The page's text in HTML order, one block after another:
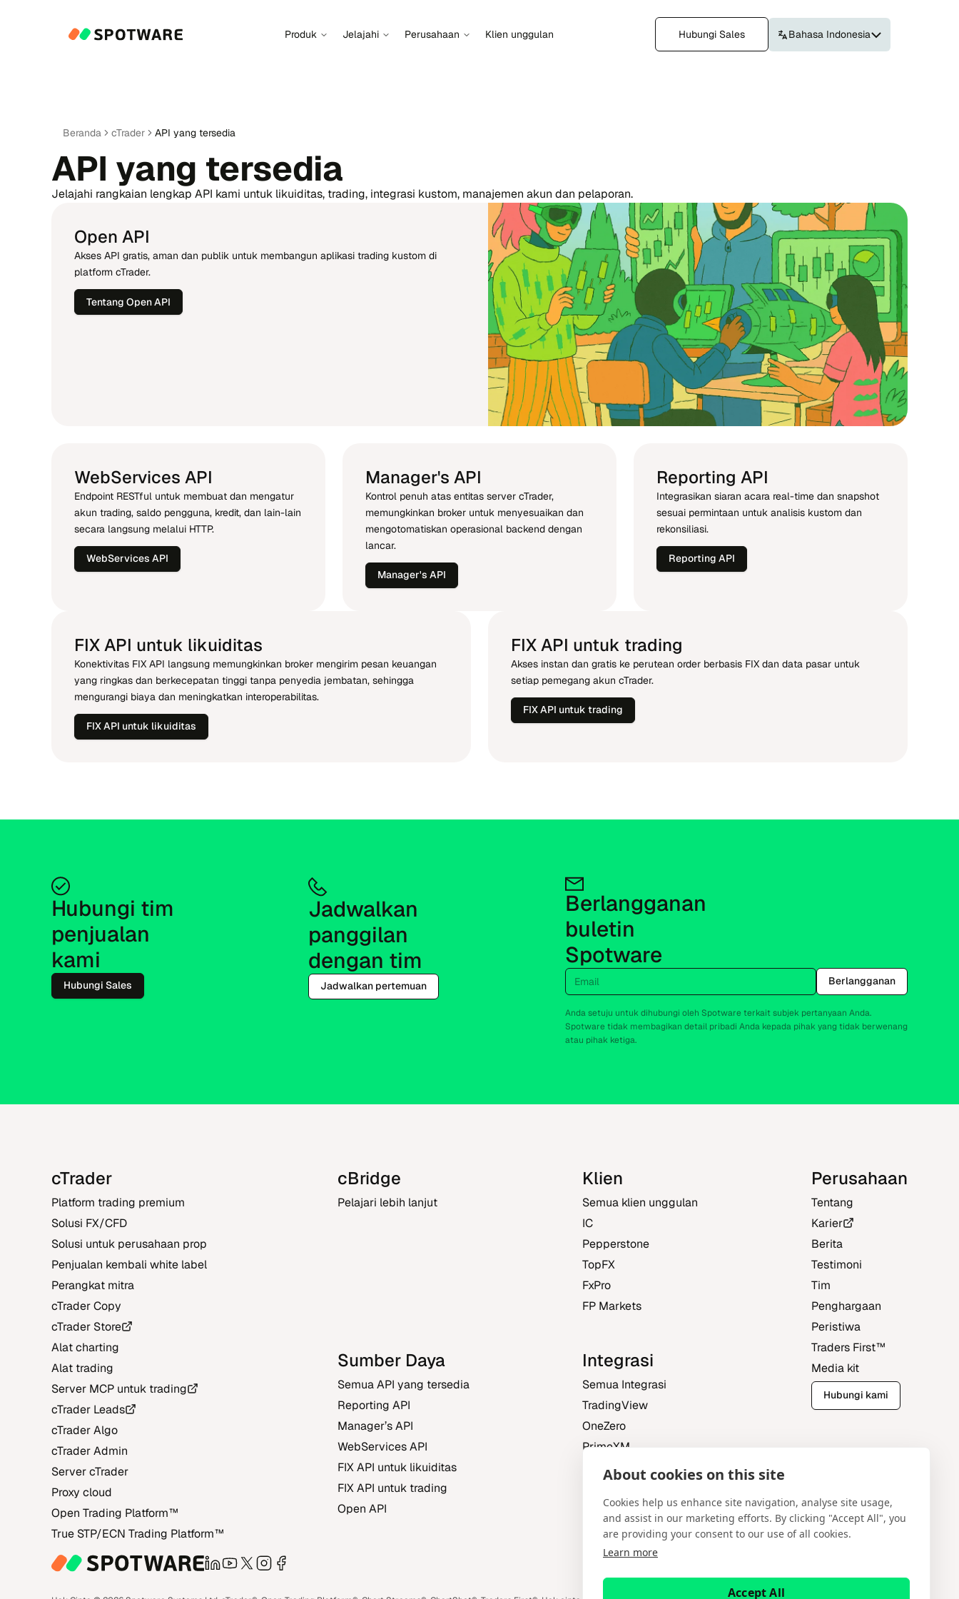
About cookies on this site
Cookies help us enhance site navigation, analyse site usage,
and assist in our marketing efforts. By clicking "Accept All", you
are providing your consent to our use of all cookies.
Learn more
Accept All
Produk Jelajahi Perusahaan Klien unggulan Hubungi Sales Bahasa Indonesia
Beranda cTrader API yang tersedia
API yang tersedia
Jelajahi rangkaian lengkap API kami untuk likuiditas, trading, integrasi kustom, manajemen akun dan pelaporan.
Open API
Akses API gratis, aman dan publik untuk membangun aplikasi trading kustom di
platform cTrader.
Tentang Open API
WebServices API
Endpoint RESTful untuk membuat dan mengatur
akun trading, saldo pengguna, kredit, dan lain-lain
secara langsung melalui HTTP.
WebServices API
Manager's API
Kontrol penuh atas entitas server cTrader,
memungkinkan broker untuk menyesuaikan dan
mengotomatiskan operasional backend dengan
lancar.
Manager's API
Reporting API
Integrasikan siaran acara real-time dan snapshot
sesuai permintaan untuk analisis kustom dan
rekonsiliasi.
Reporting API
FIX API untuk likuiditas
Konektivitas FIX API langsung memungkinkan broker mengirim pesan keuangan
yang ringkas dan berkecepatan tinggi tanpa penyedia jembatan, sehingga
mengurangi biaya dan meningkatkan interoperabilitas.
FIX API untuk likuiditas
FIX API untuk trading
Akses instan dan gratis ke perutean order berbasis FIX dan data pasar untuk
setiap pemegang akun cTrader.
FIX API untuk trading
Hubungi tim
penjualan
kami
Hubungi Sales
Jadwalkan
panggilan
dengan tim
Jadwalkan pertemuan
Berlangganan
buletin
Spotware
Email
Berlangganan
Anda setuju untuk dihubungi oleh Spotware terkait subjek pertanyaan Anda.
Spotware tidak membagikan detail pribadi Anda kepada pihak yang tidak berwenang
atau pihak ketiga.
cTrader
Platform trading premium
Solusi FX/CFD
Solusi untuk perusahaan prop
Penjualan kembali white label
Perangkat mitra
cTrader Copy
cTrader Store
Alat charting
Alat trading
Server MCP untuk trading
cTrader Leads
cTrader Algo
cTrader Admin
Server cTrader
Proxy cloud
Open Trading Platform‎™‎
True STP/ECN Trading Platform‎™‎
cBridge
Pelajari lebih lanjut
Sumber Daya
Semua API yang tersedia
Reporting API
Manager’s API
WebServices API
FIX API untuk likuiditas
FIX API untuk trading
Open API
Klien
Semua klien unggulan
IC
Pepperstone
TopFX
FxPro
FP Markets
Integrasi
Semua Integrasi
TradingView
OneZero
PrimeXM
FXBO
Perusahaan
Tentang
Karier
Berita
Testimoni
Tim
Penghargaan
Peristiwa
Traders First‎™‎
Media kit
Hubungi kami
LinkedIn
YouTube
X Instagram